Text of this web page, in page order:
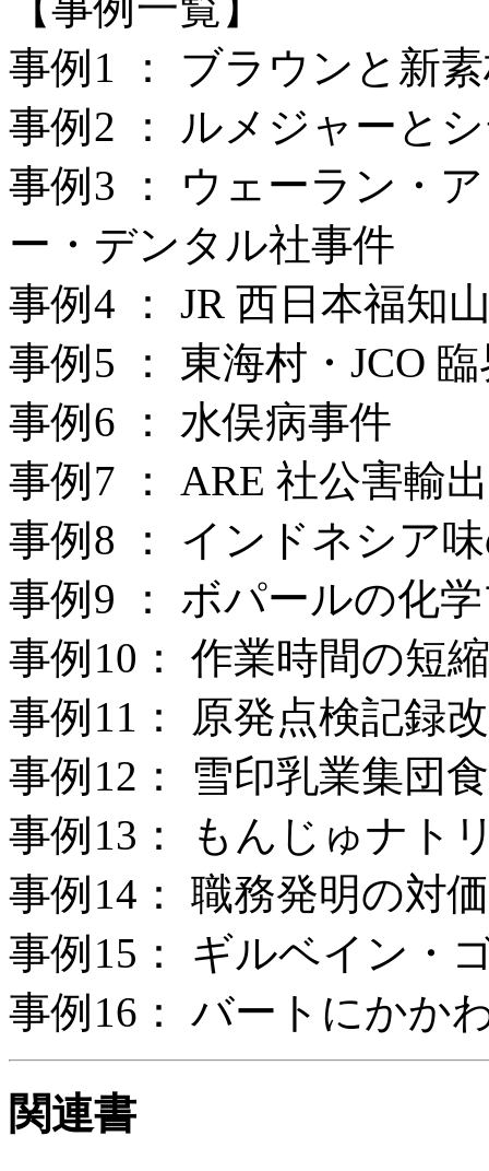
事例1 ： ブラウンと新
事例2 ： ルメジャーと
事例3 ： ウェーラン・
ー・デンタル社事件
事例4 ： JR 西日本福知
事例5 ： 東海村・JCO
事例6 ： 水俣病事件
事例7 ： ARE 社公害輸
事例8 ： インドネシア
事例9 ： ボパールの化
事例10： 作業時間の短縮
事例11： 原発点検記録
事例12： 雪印乳業集団
事例13： もんじゅナト
事例14： 職務発明の対
事例15： ギルベイン・
事例16： バートにかか
関連書